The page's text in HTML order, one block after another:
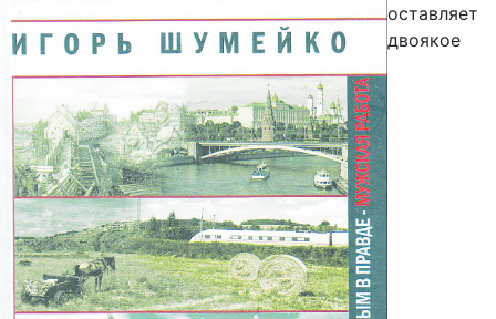
оставляет
двоякое